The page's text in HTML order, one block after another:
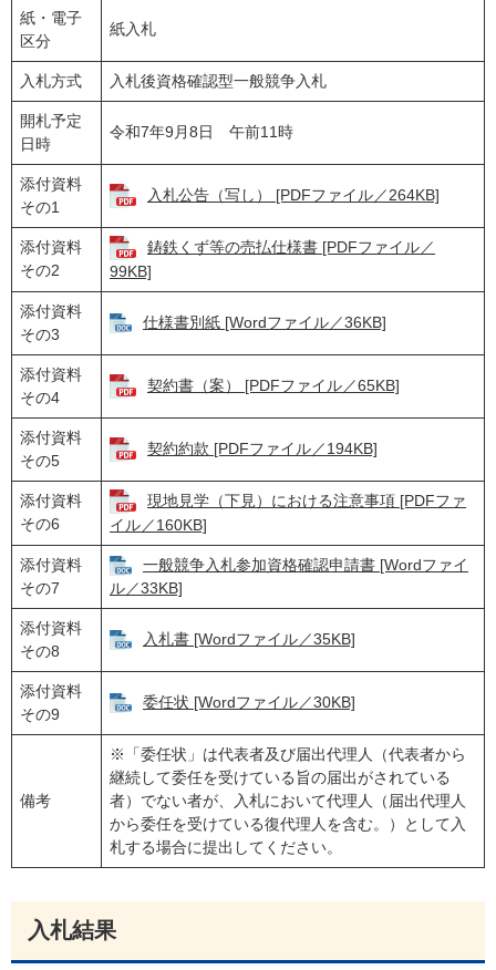
紙・電子
区分
紙入札
入札方式 入札後資格確認型一般競争入札
開札予定
日時
令和7年9月8日 午前11時
添付資料
その1
入札公告（写し） [PDFファイル／264KB]
添付資料
その2
鋳鉄くず等の売払仕様書 [PDFファイル／
99KB]
添付資料
その3
仕様書別紙 [Wordファイル／36KB]
添付資料
その4
契約書（案） [PDFファイル／65KB]
添付資料
その5
契約約款 [PDFファイル／194KB]
添付資料
その6
現地見学（下見）における注意事項 [PDFファ
イル／160KB]
添付資料
その7
一般競争入札参加資格確認申請書 [Wordファイ
ル／33KB]
添付資料
その8
入札書 [Wordファイル／35KB]
添付資料
その9
委任状 [Wordファイル／30KB]
備考
※「委任状」は代表者及び届出代理人（代表者から
継続して委任を受けている旨の届出がされている
者）でない者が、入札において代理人（届出代理人
から委任を受けている復代理人を含む。）として入
札する場合に提出してください。
入札結果